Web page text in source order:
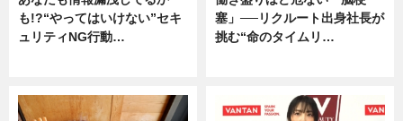
も!?“やってはいけない”セキ
ュリティNG行動…
塞」──リクルート出身社長が
挑む“命のタイムリ…